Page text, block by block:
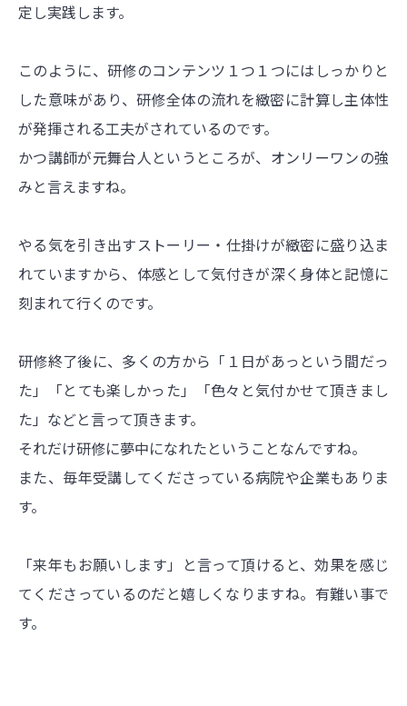
定し実践します。
このように、研修のコンテンツ１つ１つにはしっかりと
した意味があり、研修全体の流れを緻密に計算し主体性
が発揮される工夫がされているのです。
かつ講師が元舞台人というところが、オンリーワンの強
みと言えますね。
やる気を引き出すストーリー・仕掛けが緻密に盛り込ま
れていますから、体感として気付きが深く身体と記憶に
刻まれて行くのです。
研修終了後に、多くの方から「１日があっという間だっ
た」「とても楽しかった」「色々と気付かせて頂きまし
た」などと言って頂きます。
それだけ研修に夢中になれたということなんですね。
また、毎年受講してくださっている病院や企業もありま
す。
「来年もお願いします」と言って頂けると、効果を感じ
てくださっているのだと嬉しくなりますね。有難い事で
す。